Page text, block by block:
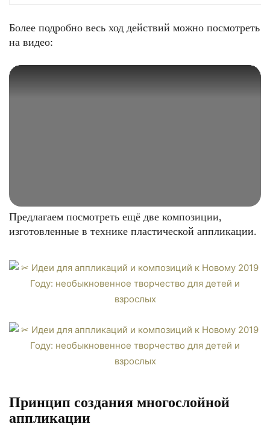
Более подробно весь ход действий можно посмотреть
на видео:
Предлагаем посмотреть ещё две композиции,
изготовленные в технике пластической аппликации.
Принцип создания многослойной
аппликации